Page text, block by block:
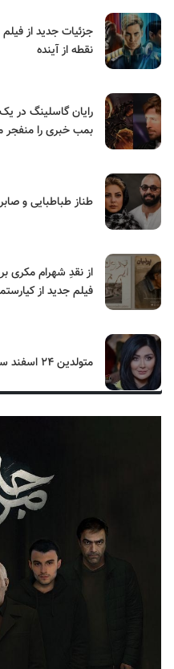
جزئیات جدید از
نقطه از آینده
رایان گاسلینگ در
بمب خبری را منفجر
طناز طباطبایی و
از نقدِ شهرام مکری
فیلم جدید از
متولدین ۲۴ اسفند سینما ، تئاتر و موسیقی؛ مریم معصومی